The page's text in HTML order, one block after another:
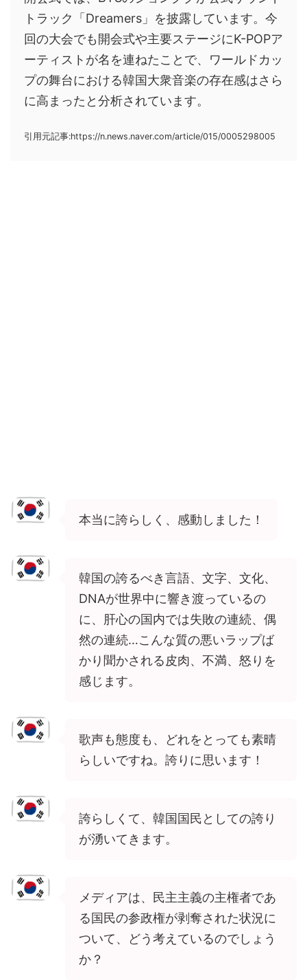
トラック「Dreamers」を披露しています。今
回の大会でも開会式や主要ステージにK-POPア
ーティストが名を連ねたことで、ワールドカッ
プの舞台における韓国大衆音楽の存在感はさら
に高まったと分析されています。
引用元記事:https://n.news.naver.com/article/015/0005298005
本当に誇らしく、感動しました！
韓国の誇るべき言語、文字、文化、
DNAが世界中に響き渡っているの
に、肝心の国内では失敗の連続、偶
然の連続…こんな質の悪いラップば
かり聞かされる皮肉、不満、怒りを
感じます。
歌声も態度も、どれをとっても素晴
らしいですね。誇りに思います！
誇らしくて、韓国国民としての誇り
が湧いてきます。
メディアは、民主主義の主権者であ
る国民の参政権が剥奪された状況に
ついて、どう考えているのでしょう
か？